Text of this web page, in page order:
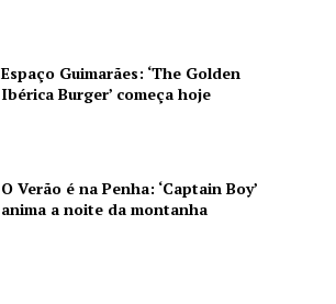
Espaço Guimarães: ‘The Golden
Ibérica Burger’ começa hoje
O Verão é na Penha: ‘Captain Boy’
anima a noite da montanha